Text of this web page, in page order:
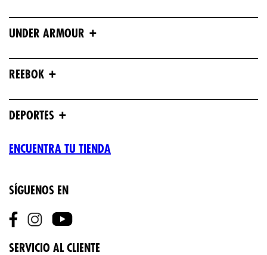
UNDER ARMOUR +
REEBOK +
DEPORTES +
ENCUENTRA TU TIENDA
SÍGUENOS EN
SERVICIO AL CLIENTE